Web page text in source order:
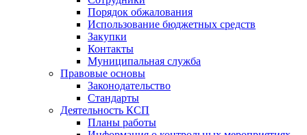
Порядок обжалования
Использование бюджетных средств
Закупки
Контакты
Муниципальная служба
Правовые основы
Законодательство
Стандарты
Деятельность КСП
Планы работы